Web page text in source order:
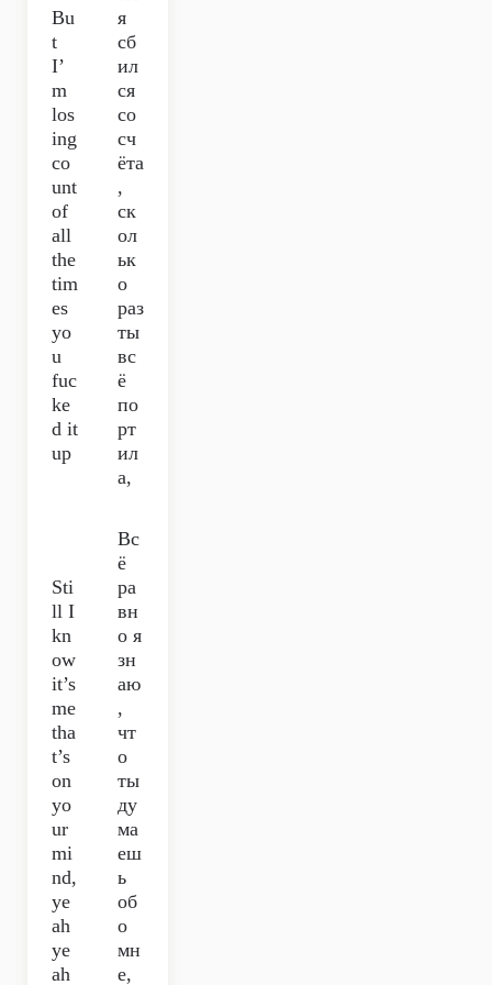
Bu
t
I’
m
los
ing
co
unt
of
all
the
tim
es
yo
u
fuc
ke
d it
up
я
сб
ил
ся
со
сч
ёта
,
ск
ол
ьк
о
раз
ты
вс
ё
по
рт
ил
а,
Sti
ll I
kn
ow
it’s
me
tha
t’s
on
yo
ur
mi
nd,
ye
ah
ye
ah
Вс
ё
ра
вн
о я
зн
аю
,
чт
о
ты
ду
ма
еш
ь
об
о
мн
е,